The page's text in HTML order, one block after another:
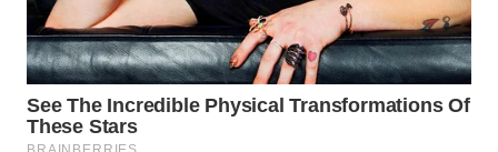
BORNEO
Wahana
Media
Group